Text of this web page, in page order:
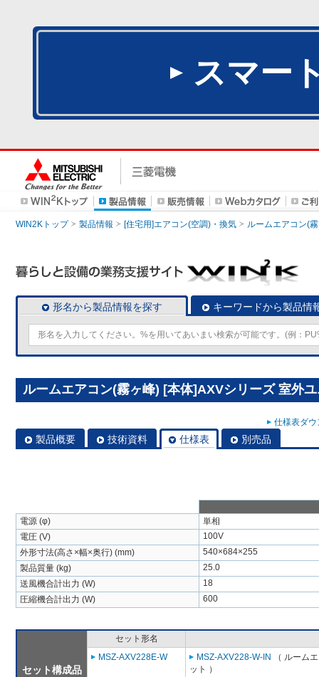
スマー
WIN2Kトップ 製品情報 [住宅用]エアコン(空調)・換気 ルームエアコン(
形名から製品情報を探す キーワードから製品情
ルームエアコン(霧ヶ峰) [本体]AXVシリーズ 室外
仕様表ダ
製品概要 技術資料 仕様表 別売品
電源 (φ)
単相
電圧 (V)
100V
外形寸法(高さ×幅×奥行) (mm)
540×684×255
製品質量 (kg)
25.0
送風機合計出力 (W)
18
圧縮機合計出力 (W)
600
セット構成品
セット形名
MSZ-AXV228E-W
MSZ-AXV228-W-IN
（ ルーム
ット ）